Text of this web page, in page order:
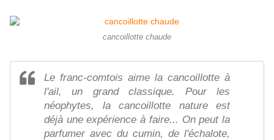
cancoillotte chaude
Le franc-comtois aime la cancoillotte à
l'ail, un grand classique. Pour les
néophytes, la cancoillotte nature est
déjà une expérience à faire... On peut la
parfumer avec du cumin, de l'échalote,